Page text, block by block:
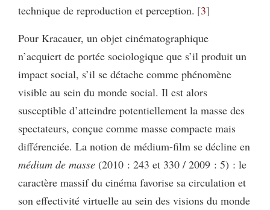
technique de reproduction et perception. 3
Pour Kracauer, un objet cinématographique
n’acquiert de portée sociologique que s’il produit un
impact social, s’il se détache comme phénomène
visible au sein du monde social. Il est alors
susceptible d’atteindre potentiellement la masse des
spectateurs, conçue comme masse compacte mais
différenciée. La notion de médium-film se décline en
médium de masse (2010 : 243 et 330 / 2009 : 5) : le
caractère massif du cinéma favorise sa circulation et
son effectivité virtuelle au sein des visions du monde